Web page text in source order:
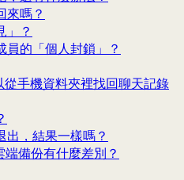
來嗎？
」？
員的「個人封鎖」？
手機資料夾裡找回聊天記錄
出，結果一樣嗎？
備份有什麼差別？